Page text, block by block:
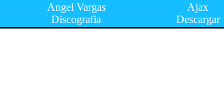
Angel Vargas
Discografia
Ajax
Descargar